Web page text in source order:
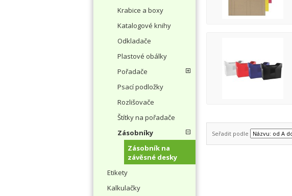
Krabice a boxy
Katalogové knihy
Odkladače
Plastové obálky
Pořadače
Psací podložky
Rozlišovače
Štítky na pořadače
Zásobníky
Zásobník na
závěsné desky
Etikety
Kalkulačky
Seřadit podle